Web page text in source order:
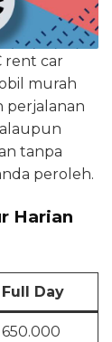
rent car
murah
perjalanan
tanpa
peroleh.
Harian
Full Day
650.000